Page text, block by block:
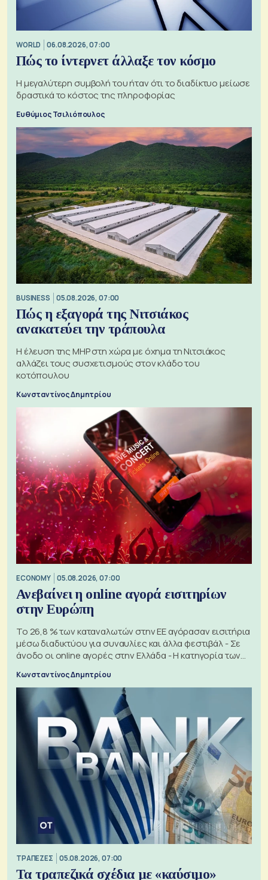
WORLD 06.08.2026, 07:00
Πώς το ίντερνετ άλλαξε τον κόσμο
Η μεγαλύτερη συμβολή του ήταν ότι το διαδίκτυο μείωσε
δραστικά το κόστος της πληροφορίας
Ευθύμιος Τσιλιόπουλος
BUSINESS 05.08.2026, 07:00
Πώς η εξαγορά της Νιτσιάκος
ανακατεύει την τράπουλα
H έλευση της MHP στη χώρα με όχημα τη Νιτσιάκος
αλλάζει τους συσχετισμούς στον κλάδο του
κοτόπουλου
Κωνσταντίνος Δημητρίου
ECONOMY 05.08.2026, 07:00
Ανεβαίνει η online αγορά εισιτηρίων
στην Ευρώπη
Το 26,8 % των καταναλωτών στην ΕΕ αγόρασαν εισιτήρια
μέσω διαδικτύου για συναυλίες και άλλα φεστιβάλ - Σε
άνοδο οι online αγορές στην Ελλάδα - Η κατηγορία των
Κωνσταντίνος Δημητρίου
ΤΡΑΠΕΖΕΣ 05.08.2026, 07:00
Τα τραπεζικά σχέδια με «καύσιμο»